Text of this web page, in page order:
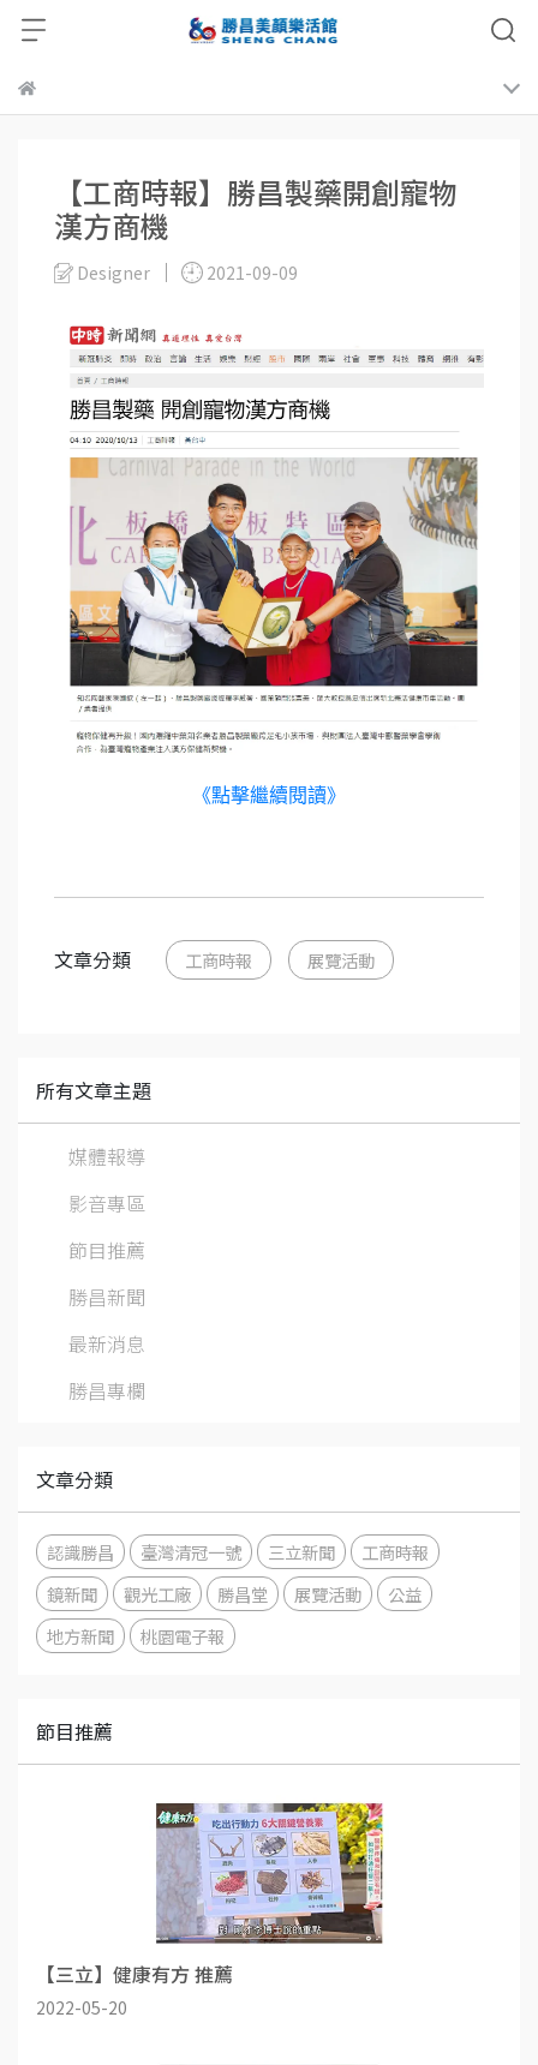
【工商時報】勝昌製藥開創寵物
漢方商機
Designer 2021-09-09
《點擊繼續閱讀》
文章分類 工商時報 展覽活動
所有文章主題
媒體報導
影音專區
節目推薦
勝昌新聞
最新消息
勝昌專欄
文章分類
認識勝昌 臺灣清冠一號 三立新聞
工商時報
鏡新聞
觀光工廠 勝昌堂 展覽活動
公益
地方新聞
桃園電子報
節目推薦
【三立】健康有方 推薦
2022-05-20